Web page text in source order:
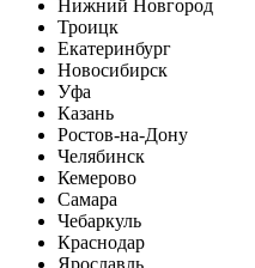
Нижний Новгород
Троицк
Екатеринбург
Новосибирск
Уфа
Казань
Ростов-на-Дону
Челябинск
Кемерово
Самара
Чебаркуль
Краснодар
Ярославль